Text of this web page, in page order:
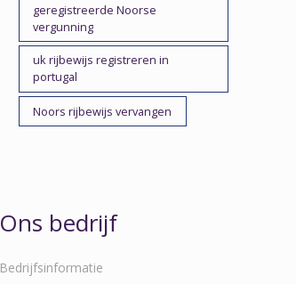
geregistreerde Noorse
vergunning
uk rijbewijs registreren in
portugal
Noors rijbewijs vervangen
Ons bedrijf
Bedrijfsinformatie